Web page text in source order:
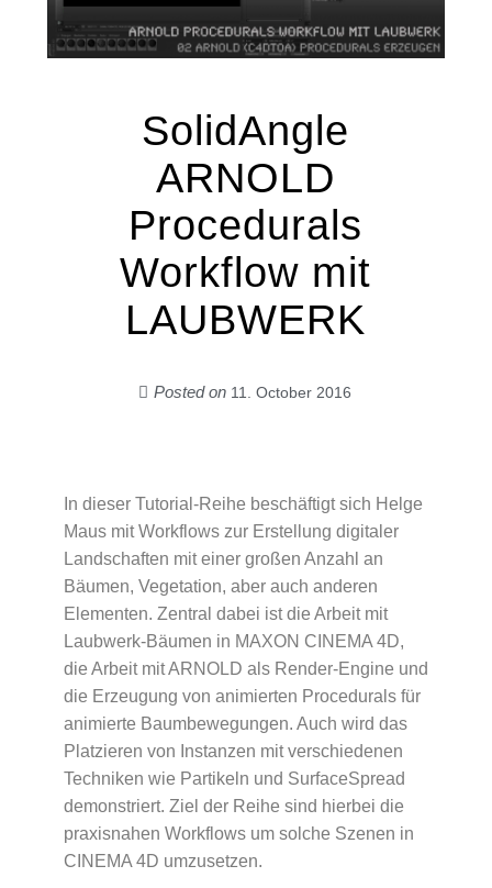
SolidAngle
ARNOLD
Procedurals
Workflow mit
LAUBWERK
Posted on 11. October 2016
In dieser Tutorial-Reihe beschäftigt sich Helge
Maus mit Workflows zur Erstellung digitaler
Landschaften mit einer großen Anzahl an
Bäumen, Vegetation, aber auch anderen
Elementen. Zentral dabei ist die Arbeit mit
Laubwerk-Bäumen in MAXON CINEMA 4D,
die Arbeit mit ARNOLD als Render-Engine und
die Erzeugung von animierten Procedurals für
animierte Baumbewegungen. Auch wird das
Platzieren von Instanzen mit verschiedenen
Techniken wie Partikeln und SurfaceSpread
demonstriert. Ziel der Reihe sind hierbei die
praxisnahen Workflows um solche Szenen in
CINEMA 4D umzusetzen.